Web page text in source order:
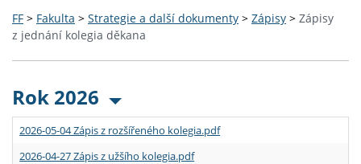
FF > Fakulta > Strategie a další dokumenty > Zápisy > Zápisy
z jednání kolegia děkana
Rok 2026
2026-05-04 Zápis z rozšířeného kolegia.pdf
2026-04-27 Zápis z užšího kolegia.pdf